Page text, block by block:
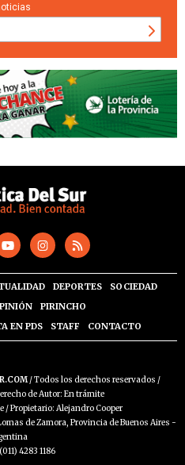
DEPORTES
SOCIEDAD
PIRINCHO
EN PDS STAFF CONTACTO
/ Todos los derechos reservados /
de Autor: En trámite
/ Propietario: Alejandro Cooper
de Zamora, Provincia de Buenos Aires -
4283 1186